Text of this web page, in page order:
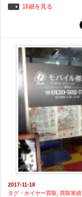
詳細を見る
2017-11-18
タグ・ホイヤー買取
買取実績